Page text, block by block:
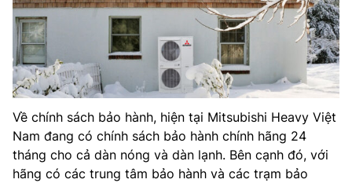
Về chính sách bảo hành, hiện tại Mitsubishi Heavy Việt
Nam đang có chính sách bảo hành chính hãng 24
tháng cho cả dàn nóng và dàn lạnh. Bên cạnh đó, với
hãng có các trung tâm bảo hành và các trạm bảo